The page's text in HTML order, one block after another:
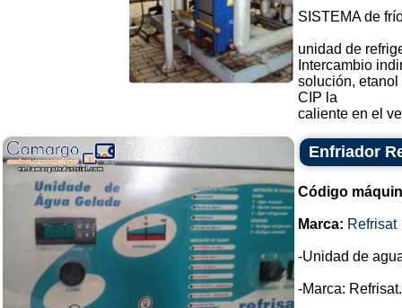
SISTEMA de
unidad de
Intercambio
solución,
CIP la
caliente en el
Enfriador
Código
Marca: Refrisat
-Unidad de
-Marca: Refrisat.